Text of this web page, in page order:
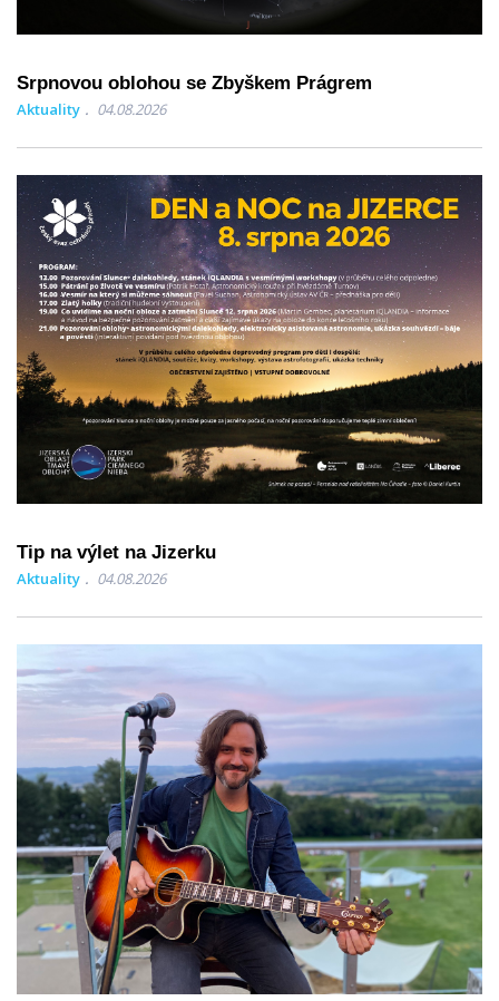
Srpnovou oblohou se Zbyškem Prágrem
Aktuality 04.08.2026
Tip na výlet na Jizerku
Aktuality 04.08.2026